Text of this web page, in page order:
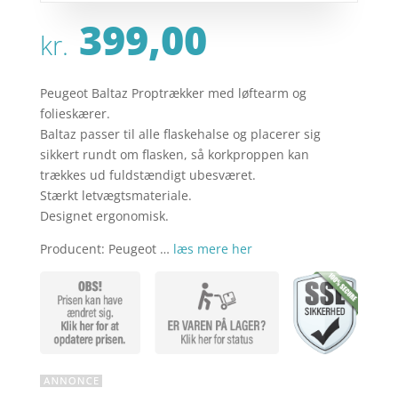
kr. 399,00
Peugeot Baltaz Proptrækker med løftearm og
folieskærer.
Baltaz passer til alle flaskehalse og placerer sig
sikkert rundt om flasken, så korkproppen kan
trækkes ud fuldstændigt ubesværet.
Stærkt letvægtsmateriale.
Designet ergonomisk.
Producent: Peugeot … læs mere her